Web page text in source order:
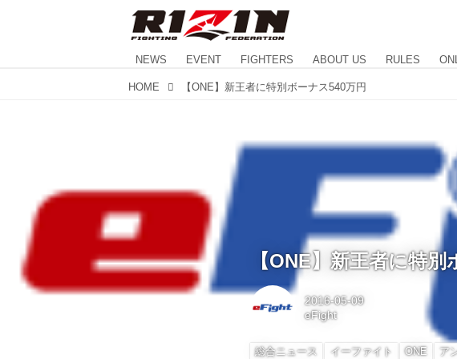
NEWS EVENT FIGHTERS ABOUT US RULES
HOME 【ONE】新王者に特別ボーナス540万円
【ONE】新王者に特
2016-05-09
eFight
総合ニュース イーファイト ONE ア